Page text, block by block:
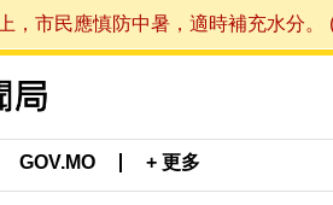
市民應慎防中暑，適時補充水分
GOV.MO + 更多